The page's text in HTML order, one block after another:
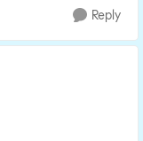
Reply